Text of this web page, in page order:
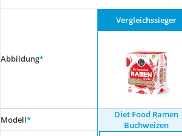
Abbildung*
Vergleichssieger
Modell*
Diet Food Ramen
Buchweizen